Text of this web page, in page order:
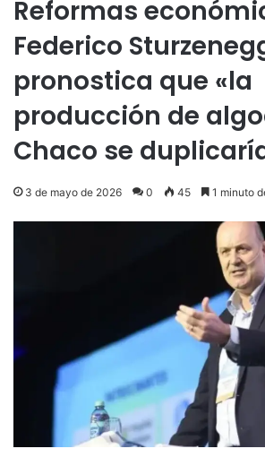
Reformas
Federico
pronostica que «la
producción de
Chaco se
3 de mayo de 2026 0 45 1 minuto